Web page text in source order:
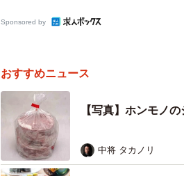
エリちゃんさんにお話を聞いた。
ーー"ホンモノ"は北海道のスーパー
エリちゃん：スーパーや精肉店で
Sponsored by
おすすめニュース
【写真】ホンモノ
中将 タカノリ